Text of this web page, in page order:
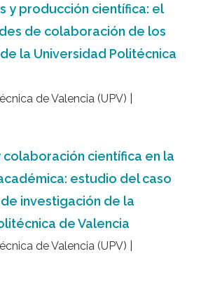
y producción científica: el
de colaboración de los
la Universidad Politécnica
de Valencia (UPV) |
colaboración científica en la
estudio del caso
investigación de la
de Valencia
de Valencia (UPV) |